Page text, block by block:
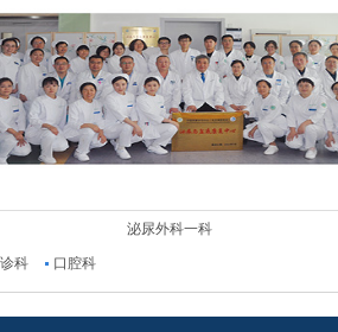
泌尿外科一科
科 口腔科